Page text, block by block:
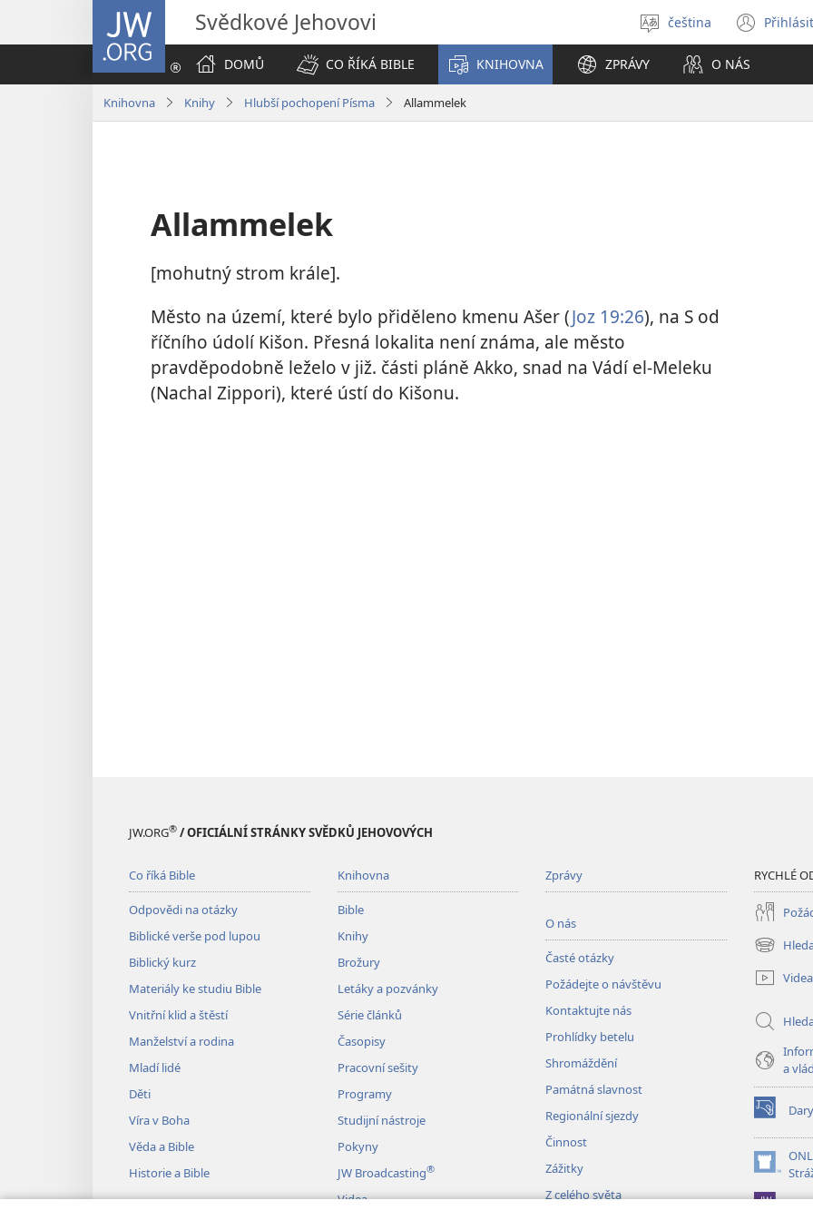
JW.ORG Svědkové Jehovovi
Vybrat
jazyk
čeština
nové
DOMŮ
CO ŘÍKÁ BIBLE KNIHOVNA ZPRÁVY O NÁS
Knihovna Knihy Hlubší pochopení Písma Allammelek
Allammelek
[mohutný strom krále].
Město na území, které bylo přiděleno kmenu Ašer (Joz 19:26), na S od
říčního údolí Kišon. Přesná lokalita není známa, ale město
pravděpodobně leželo v již. části pláně Akko, snad na Vádí el-Meleku
(Nachal Zippori), které ústí do Kišonu.
JW.ORG® / OFICIÁLNÍ STRÁNKY SVĚDKŮ JEHOVOVÝCH
Co říká Bible
Odpovědi na otázky
Biblické verše pod lupou
Biblický kurz
Materiály ke studiu Bible
Vnitřní klid a štěstí
Manželství a rodina
Mladí lidé
Děti
Víra v Boha
Věda a Bible
Historie a Bible
Knihovna
Bible
Knihy
Brožury
Letáky a pozvánky
Série článků
Časopisy
Pracovní sešity
Programy
Studijní nástroje
Pokyny
JW Broadcasting®
Videa
Zprávy
O nás
Časté otázky
Požádejte o návštěvu
Kontaktujte nás
Prohlídky betelu
Shromáždění
Památná slavnost
Regionální sjezdy
Činnost
Zážitky
Z celého světa
RYCHLÉ
(otevřeno
nové
okno)
Videa
a
Dary
(otevřeno
nové
okno)
(otevřeno
nové